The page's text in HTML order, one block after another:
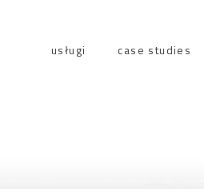
usługi case studies